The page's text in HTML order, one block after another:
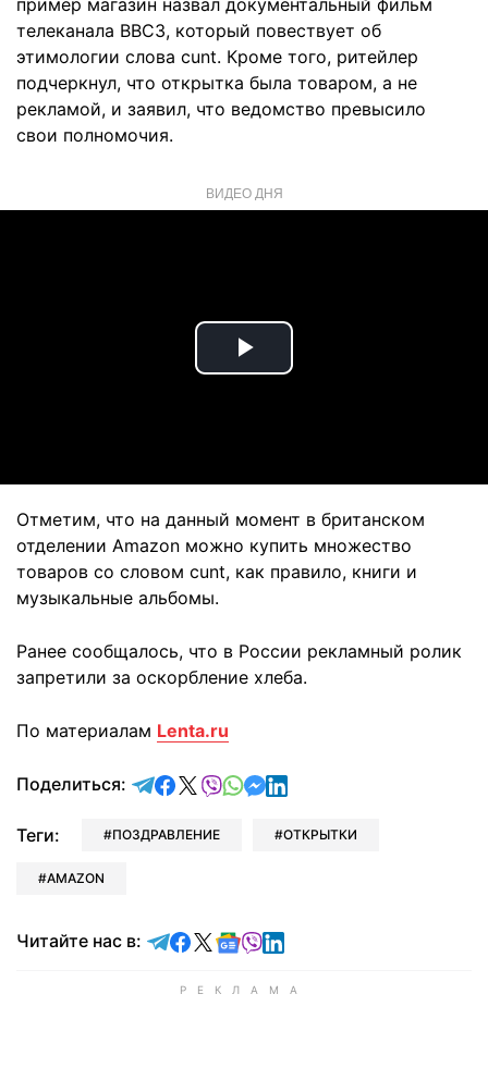
пример магазин назвал документальный фильм
телеканала BBC3, который повествует об
этимологии слова cunt. Кроме того, ритейлер
подчеркнул, что открытка была товаром, а не
рекламой, и заявил, что ведомство превысило
свои полномочия.
ВИДЕО ДНЯ
Play
Отметим, что на данный момент в британском
отделении Amazon можно купить множество
товаров со словом cunt, как правило, книги и
музыкальные альбомы.
Ранее сообщалось, что в России рекламный ролик
запретили за оскорбление хлеба.
По материалам Lenta.ru
Поделиться: отправить в Telegram
поделиться в Facebook
поделиться в X
отправить в Viber
отправить в Whatsapp
отправить в Messenger
отправить в LinkedIn
Теги: ПОЗДРАВЛЕНИЕ ОТКРЫТКИ
AMAZON
Читайте нас в: Читайте в Telegram
Читайте в Facebook
Читайте в X
Читайте в Google news
Читайте в Viber
Читайте в LinkedIn